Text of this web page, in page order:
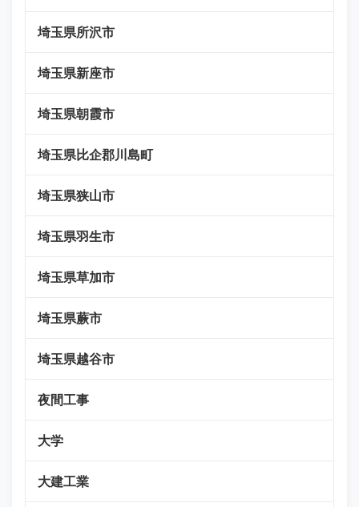
埼玉県所沢市
埼玉県新座市
埼玉県朝霞市
埼玉県比企郡川島町
埼玉県狭山市
埼玉県羽生市
埼玉県草加市
埼玉県蕨市
埼玉県越谷市
夜間工事
大学
大建工業